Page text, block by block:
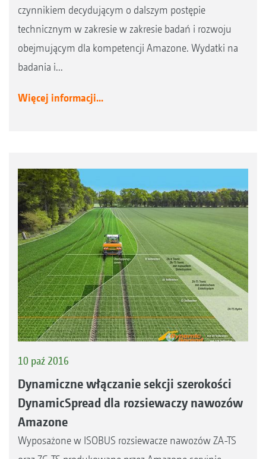
czynnikiem decydującym o dalszym postępie
technicznym w zakresie w zakresie badań i rozwoju
obejmującym dla kompetencji Amazone. Wydatki na
badania i...
Więcej informacji...
10 paź 2016
Dynamiczne włączanie sekcji szerokości
DynamicSpread dla rozsiewaczy nawozów
Amazone
Wyposażone w ISOBUS rozsiewacze nawozów ZA-TS